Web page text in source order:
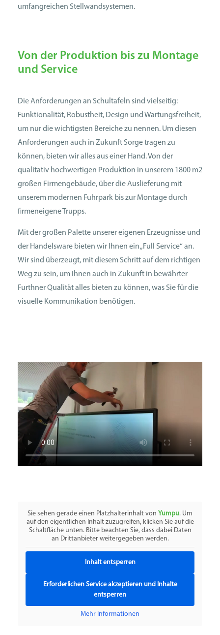
umfangreichen Stellwandsystemen.
Von der Produktion bis zu Montage
und Service
Die Anforderungen an Schultafeln sind vielseitig:
Funktionalität, Robustheit, Design und Wartungsfreiheit,
um nur die wichtigsten Bereiche zu nennen. Um diesen
Anforderungen auch in Zukunft Sorge tragen zu
können, bieten wir alles aus einer Hand. Von der
qualitativ hochwertigen Produktion in unserem 1800 m2
großen Firmengebäude, über die Auslieferung mit
unserem modernen Fuhrpark bis zur Montage durch
firmeneigene Trupps.
Mit der großen Palette unserer ­eigenen Erzeugnisse und
der Handels­ware bieten wir Ihnen ein „Full Service“ an.
Wir sind überzeugt, mit diesem Schritt auf dem richtigen
Weg zu sein, um Ihnen auch in Zukunft in bewährter
Furthner Qualität alles bieten zu können, was Sie für die
visuelle Kommunikation benötigen.
Sie sehen gerade einen Platzhalterinhalt von Yumpu. Um
auf den eigentlichen Inhalt zuzugreifen, klicken Sie auf die
Schaltfläche unten. Bitte beachten Sie, dass dabei Daten
an Drittanbieter weitergegeben werden.
Inhalt entsperren
Erforderlichen Service akzeptieren und Inhalte
entsperren
Mehr Informationen